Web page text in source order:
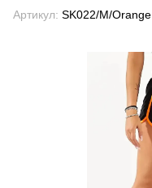
Артикул: SK022/M/Orange